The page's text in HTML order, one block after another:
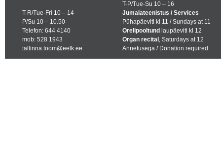
T-R/Tue-Fri 10 – 14
P/Su 10 – 10.50
Telefon: 644 4140
mob: 528 1943
tallinna.toom@eelk.ee
T-P/Tue-Su 10 – 16
Jumalateenistus / Services
Pühapäeviti kl 11 / Sundays at 11
Orelipooltund laupäeviti kl 12
Organ recital , Saturdays at 12
Annetusega / Donation required